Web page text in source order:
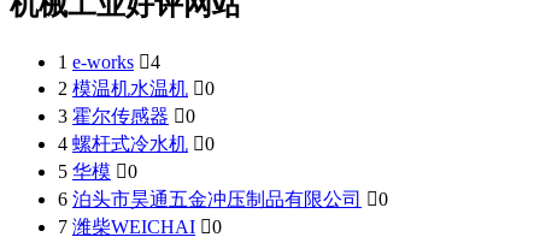
1 e-works 4
2 模温机水温机 0
3 霍尔传感器 0
4 螺杆式冷水机 0
5 华模 0
6 泊头市昊通五金冲压制品有限公司 0
7 潍柴WEICHAI 0